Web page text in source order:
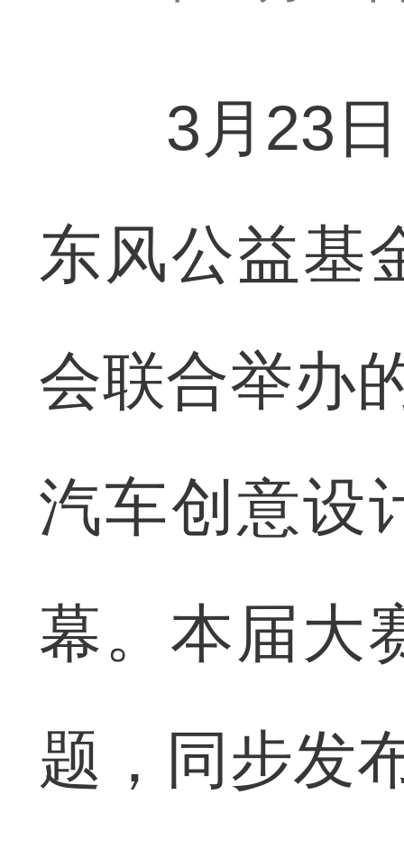
3月23日
东风公益基
会联合举办
汽车创意设
幕。本届大
题，同步发